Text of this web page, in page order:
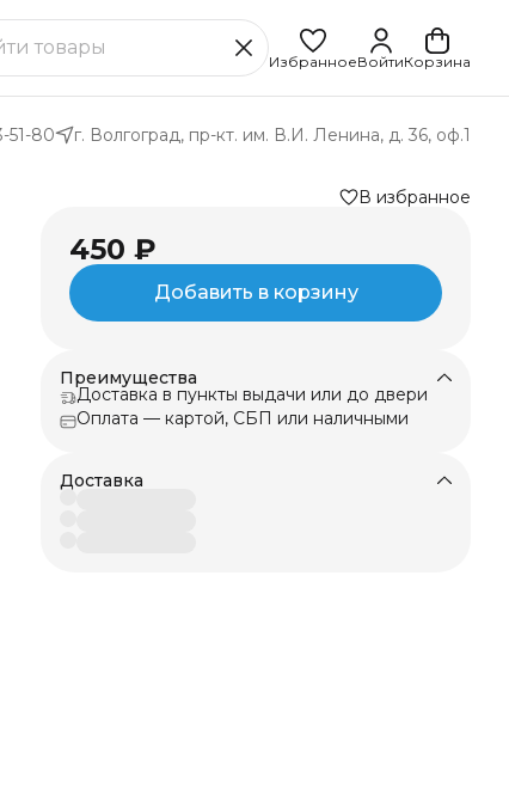
ИзбранноеВойтиКорзина
51-80 г. Волгоград, пр-кт. им. В.И. Ленина, д. 36, оф.1
В избранное
450 ₽
Добавить в корзину
Преимущества
Доставка в пункты выдачи или до двери
Оплата — картой, СБП или наличными
Доставка